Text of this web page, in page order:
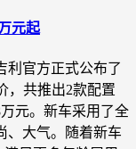
元起
利官方正式公布了
共推出2款配置
元。新车采用了全
、大气。随着新车